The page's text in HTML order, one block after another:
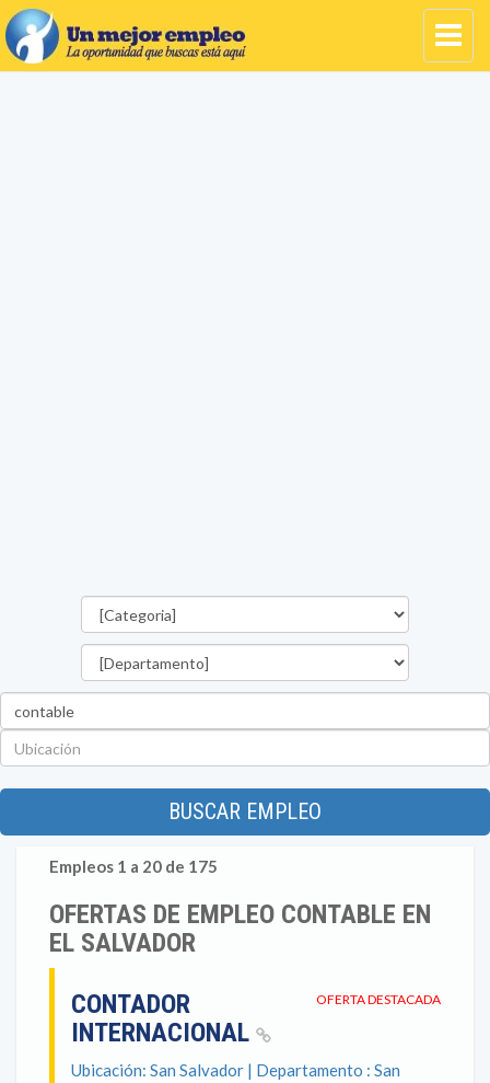
BUSCAR EMPLEO
Empleos 1 a 20 de 175
OFERTAS DE EMPLEO CONTABLE EN
EL SALVADOR
OFERTA DESTACADA
CONTADOR
INTERNACIONAL
Ubicación: San Salvador | Departamento : San